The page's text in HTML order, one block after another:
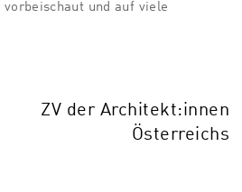
und auf viele
ZV der Architekt:innen
Österreichs